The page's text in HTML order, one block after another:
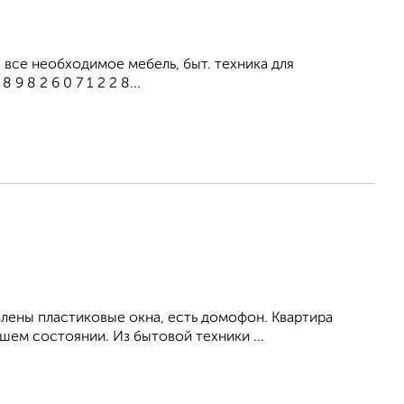
необходимое мебель, быт. техника для
9 8 2 6 0 7 1 2 2 8...
пластиковые окна, есть домофон. Квартира
состоянии. Из бытовой техники ...